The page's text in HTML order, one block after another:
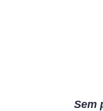
Sem